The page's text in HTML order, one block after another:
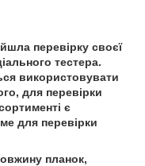
перевірку своєї
тестера.
використовувати
для перевірки
є
для перевірки
планок,